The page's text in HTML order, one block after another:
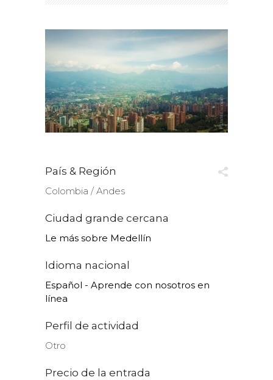
País & Región
Colombia ∕ Andes
Ciudad grande cercana
Le más sobre Medellín
Idioma nacional
Español - Aprende con nosotros en
línea
Perfil de actividad
Otro
Precio de la entrada